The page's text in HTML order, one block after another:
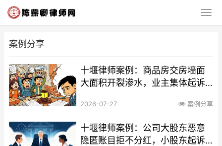
案例分享
十堰律师案例：商品房交房墙面
大面积开裂渗水，业主集体起诉
例
2026-07-27 案例分享
十堰律师案例：公司大股东恶意
隐匿账目拒不分红，小股东起诉